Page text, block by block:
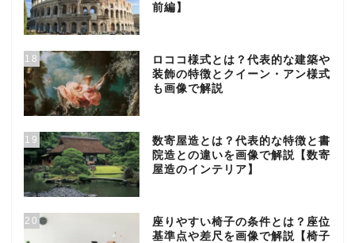
前編】
18
ロココ様式とは？代表的な建築や
装飾の特徴とクイーン・アン様式
も画像で解説
19
数寄屋造とは？代表的な特徴と書
院造との違いを画像で解説【数寄
屋造のインテリア】
20
座りやすい椅子の条件とは？座位
基準点や差尺を画像で解説【椅子